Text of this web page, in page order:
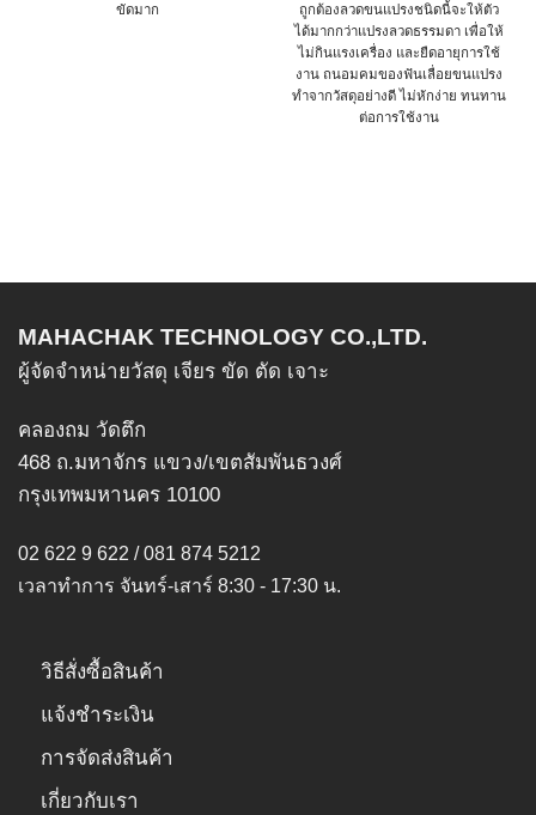
ขัดมาก
chosen
the
product
ถูกต้องลวดขนแปรงชนิดนี้จะให้ตัว
ได้มากกว่าแปรงลวดธรรมดา เพื่อให้
ไม่กินแรงเครื่อง และยืดอายุการใช้
งาน ถนอมคมของฟันเลื่อยขนแปรง
ทำจากวัสดุอย่างดี ไม่หักง่าย ทนทาน
ต่อการใช้งาน
The
may
MAHACHAK TECHNOLOGY CO.,LTD.
ผู้จัดจำหน่ายวัสดุ เจียร ขัด ตัด เจาะ
คลองถม วัดตึก
468 ถ.มหาจักร แขวง/เขตสัมพันธวงศ์
กรุงเทพมหานคร 10100
02 622 9 622 / 081 874 5212
เวลาทำการ จันทร์-เสาร์ 8:30 - 17:30 น.
วิธีสั่งซื้อสินค้า
แจ้งชำระเงิน
การจัดส่งสินค้า
เกี่ยวกับเรา